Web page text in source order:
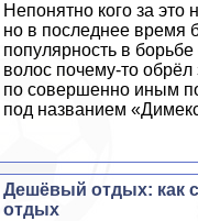
Непонятно кого за это
но в последнее время
популярность в
волос почему-то
по совершенно иным
под названием
Дешёвый отдых: как
отдых